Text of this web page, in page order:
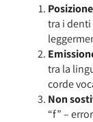
tra i
tra la
corde
Non
“f” –